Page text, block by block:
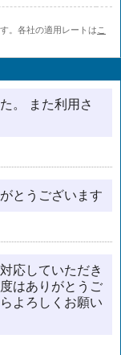
。各社の適用レートは こ
。 また利用さ
とうございます
応していただき
はありがとうご
よろしくお願い